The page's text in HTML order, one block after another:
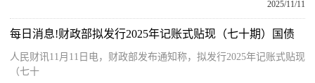
2025/11/11
每日消息!财政部拟发行2025年记账式贴现（七十期）国债
人民财讯11月11日电，财政部发布通知称，拟发行2025年记账式贴现
（七十